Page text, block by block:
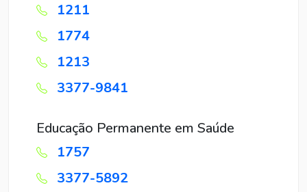
1211
1774
1213
3377-9841
Educação Permanente em Saúde
1757
3377-5892